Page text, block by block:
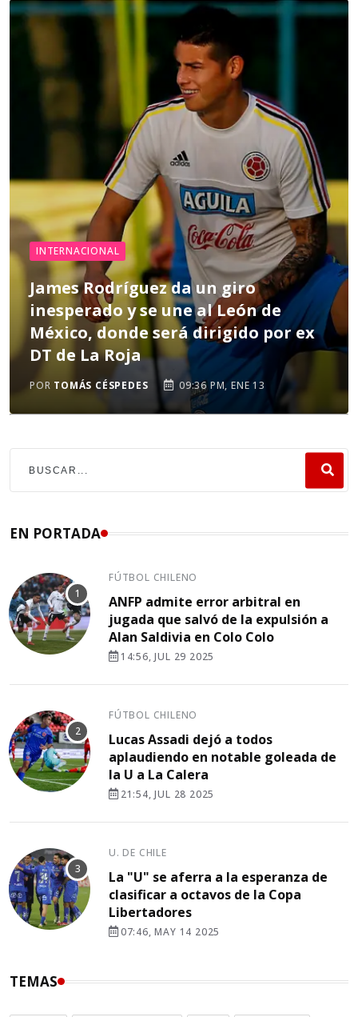
INTERNACIONAL
James Rodríguez da un giro
inesperado y se une al León de
México, donde será dirigido por ex
DT de La Roja
POR TOMÁS CÉSPEDES 09:36 PM, ENE 13
EN PORTADA
FÚTBOL CHILENO
ANFP admite error arbitral en
jugada que salvó de la expulsión a
Alan Saldivia en Colo Colo
14:56, JUL 29 2025
FÚTBOL CHILENO
Lucas Assadi dejó a todos
aplaudiendo en notable goleada de
la U a La Calera
21:54, JUL 28 2025
U. DE CHILE
La "U" se aferra a la esperanza de
clasificar a octavos de la Copa
Libertadores
07:46, MAY 14 2025
TEMAS